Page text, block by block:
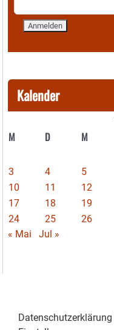
Kalender
M D M
3
4 5
10
11 12
17
18 19
24
25 26
« Mai
Jul »
Datenschutzerklärung